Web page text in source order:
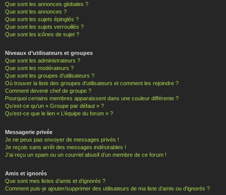
Que sont les annonces globales ?
Que sont les annonces ?
Que sont les sujets épinglés ?
Que sont les sujets verrouillés ?
Que sont les icônes de sujet ?
Niveaux d’utilisateurs et groupes
Que sont les administrateurs ?
Que sont les modérateurs ?
Que sont les groupes d’utilisateurs ?
Où trouver la liste des groupes d’utilisateurs et comment les rejoindre ?
Comment devenir chef de groupe ?
Pourquoi certains membres apparaissent dans une couleur différente ?
Qu’est-ce qu’un « Groupe par défaut » ?
Qu’est-ce que le lien « L’équipe du forum » ?
Messagerie privée
Je ne peux pas envoyer de messages privés !
Je reçois sans arrêt des messages indésirables !
J’ai reçu un spam ou un courriel abusif d’un membre de ce forum !
Amis et ignorés
Que sont mes listes d’amis et d’ignorés ?
Comment puis-je ajouter/supprimer des utilisateurs de ma liste d’amis ou d’ignorés ?